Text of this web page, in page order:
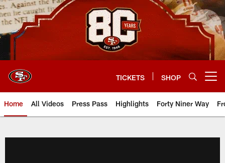
Skip
to
main
content
TICKETS SHOP
Home All Videos Press Pass Highlights Forty Niner Way